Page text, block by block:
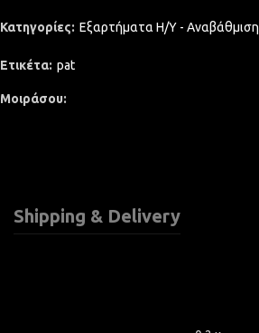
Κατηγορίες: Εξαρτήματα Η/Υ - Αναβάθμιση
Ετικέτα: pat
Μοιράσου
Shipping & Delivery